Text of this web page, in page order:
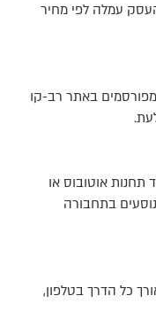
עמלה לפי מחיר
באתר רב-קו
תחנות אוטובוס או
בתחבורה
כל הדרך בטלפון,